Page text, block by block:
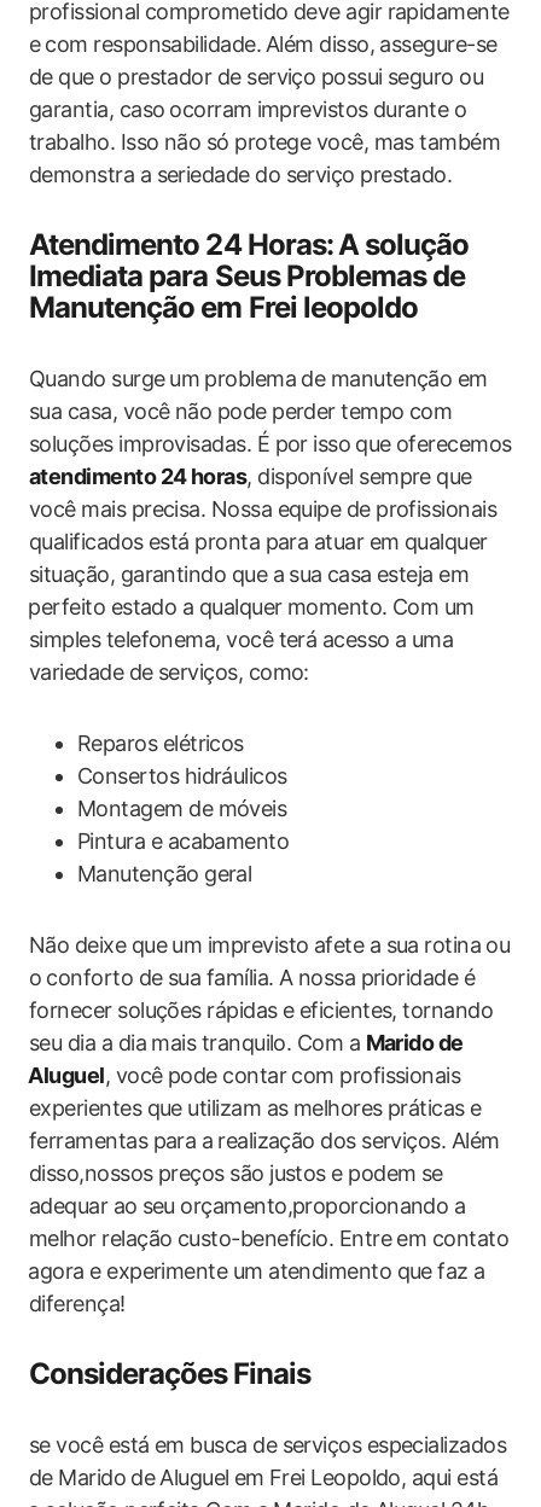
profissional comprometido deve agir rapidamente
e⁣ com responsabilidade. ⁤Além ‍disso, ​assegure-se
de que o prestador​ de serviço possui seguro ‌ou
garantia, caso⁤ ocorram ⁤imprevistos durante ​o
trabalho. Isso não só protege você, mas também
demonstra ​a seriedade do serviço prestado.
Atendimento 24 Horas: ⁣A solução
Imediata para ​Seus Problemas​ de
Manutenção em Frei leopoldo
Quando surge ⁣um⁤ problema de manutenção em‍
sua casa, você não pode perder tempo com
soluções improvisadas. É por isso ⁢que ‍oferecemos⁢
atendimento 24 horas, disponível ‌sempre que
você mais precisa. Nossa equipe​ de profissionais ​
qualificados ​está pronta para atuar em qualquer
situação, garantindo ‍que​ a sua⁣ casa esteja em
⁣perfeito estado a qualquer momento. Com um
simples ‍telefonema, você terá acesso a uma
variedade de serviços, como:
Reparos‌ elétricos
Consertos hidráulicos
Montagem de móveis
Pintura e acabamento
Manutenção geral
Não deixe que um imprevisto afete a sua rotina ⁤ou
o ⁣conforto de sua família. A ‌nossa prioridade é
fornecer soluções rápidas e eficientes, tornando
seu dia a dia mais tranquilo. Com‍ a Marido de
⁤Aluguel, você pode ‌contar com profissionais
experientes que utilizam as melhores práticas e‍
ferramentas para a ⁣realização dos serviços. Além​
disso,nossos preços são justos ‍e podem se
adequar ao⁤ seu orçamento,proporcionando‍ a
melhor relação custo-benefício. Entre em contato
⁤agora e experimente um atendimento que faz‍ a
diferença!
Considerações ⁣Finais
se você está ‌em busca de serviços‌ especializados‌
de Marido ⁣de Aluguel⁣ em Frei Leopoldo,​ aqui está